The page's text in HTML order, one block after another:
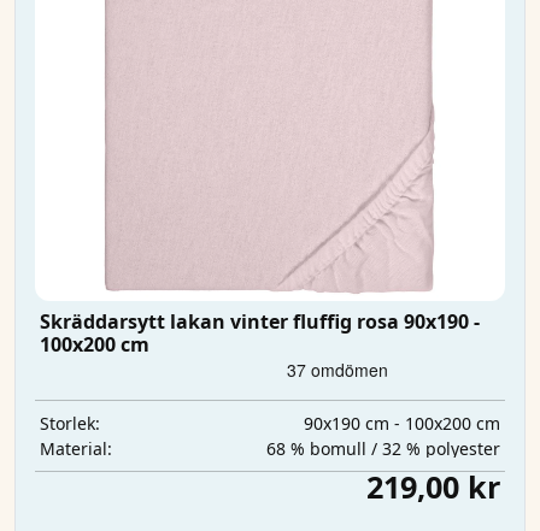
Skräddarsytt lakan vinter fluffig rosa 90x190 -
100x200 cm
Storlek:
90x190 cm - 100x200 cm
Material:
68 % bomull / 32 % polyester
219,00 kr